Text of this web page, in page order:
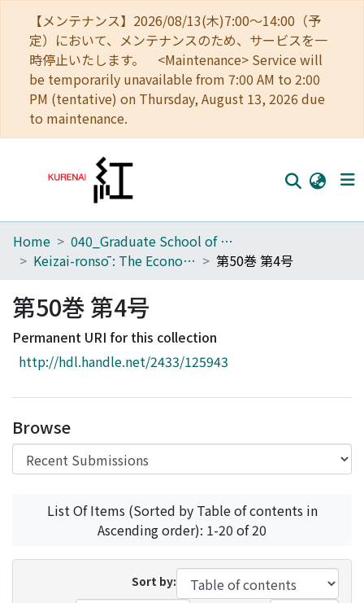
【メンテナンス】2026/08/13(木)7:00～14:00（予
定）において、メンテナンスのため、サービスを一
時停止いたします。 <Maintenance> Service will
be temporarily unavailable from 7:00 AM to 2:00
PM (tentative) on Thursday, August 13, 2026 due
to maintenance.
Home
Browse
Download Ranking
Access Statistics
Home
040_Graduate School of Economics
Keizai-ronsō : The Economic Review
第50巻 第4号
第50巻 第4号
Permanent URI for this collection
http://hdl.handle.net/2433/125943
Browse
List Of Items (Sorted by Table of contents in
Ascending order): 1-20 of 20
Sort by: